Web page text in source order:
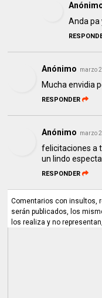
Anda pa
Anónimo marzo
Mucha envidia
RESPONDER
Anónimo marzo
felicitaciones a
un lindo
RESPONDER
Comentarios con insultos,
serán publicados, los
los realiza y no